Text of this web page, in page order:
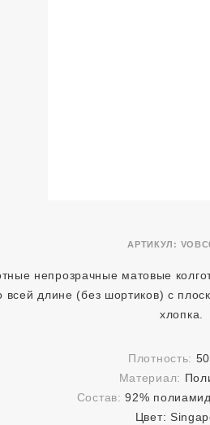
АРТИКУЛ:
непрозрачные матовые
всей длине (без шортиков) с
хлопка.
Плотность:
Материал:
Состав:92%
Цвет: